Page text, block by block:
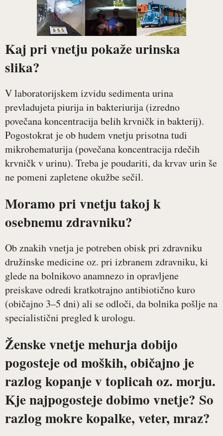
Kaj pri vnetju pokaže urinska
slika?
V laboratorijskem izvidu sedimenta urina
prevladujeta piurija in bakteriurija (izredno
povečana koncentracija belih krvničk in bakterij).
Pogostokrat je ob hudem vnetju prisotna tudi
mikrohematurija (povečana koncentracija rdečih
krvničk v urinu). Treba je poudariti, da krvav urin še
ne pomeni zapletene okužbe sečil.
Moramo pri vnetju takoj k
osebnemu zdravniku?
Ob znakih vnetja je potreben obisk pri zdravniku
družinske medicine oz. pri izbranem zdravniku, ki
glede na bolnikovo anamnezo in opravljene
preiskave odredi kratkotrajno antibiotično kuro
(običajno 3–5 dni) ali se odloči, da bolnika pošlje na
specialistični pregled k urologu.
Ženske vnetje mehurja dobijo
pogosteje od moških, običajno je
razlog kopanje v toplicah oz. morju.
Kje najpogosteje dobimo vnetje? So
razlog mokre kopalke, veter, mraz?